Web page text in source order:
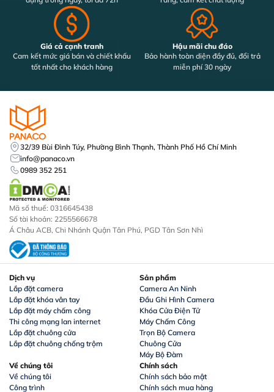
Giá cả cạnh tranh
Cam kết mức giá bán và chiết khấu
tốt nhất cho khách hàng
Hậu mãi chu đáo
Bảo hành toàn diện đầy đủ, đổi trả
miễn phí 30 ngày
Về chúng tôi
Về chúng tôi
Công trình
Dịch vụ
Lắp đặt camera
Lắp đặt khóa vân tay
Lắp đặt máy chấm công
Thi công mạng lan internet
Lắp đặt chuông cửa
Lắp đặt chuông chống trộm
Sản phẩm
Camera An Ninh
Đầu Ghi Hình Camera
Khóa Cửa Điện Tử
Máy Chấm Công
Trọn Bộ Camera
Chuông Cửa
Máy Bộ Đàm
Chính sách
Chính sách bảo mật
Chính sách mua hàng
32/39 Bùi Đình Túy, Phường Bình Thạnh, Thành Phố Hồ Chí Minh
info@panaco.vn
0989 352 251
Mã số thuế: 0316645438
Số tài khoản: 2255566678
Á Châu ACB, Chi Nhánh Quận Tân Phú, PGD Tân Sơn Nhì